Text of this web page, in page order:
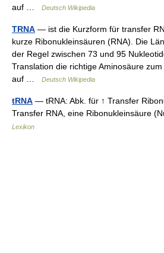
auf …
Deutsch Wikipedia
TRNA — ist die Kurzform für transfer
kurze Ribonukleinsäuren (RNA). Die
der Regel zwischen 73 und 95
Translation die richtige Aminosäure
auf …
Deutsch Wikipedia
tRNA — tRNA: Abk. für ↑ Transfer
Transfer RNA, eine Ribonukleinsäure
Lexikon